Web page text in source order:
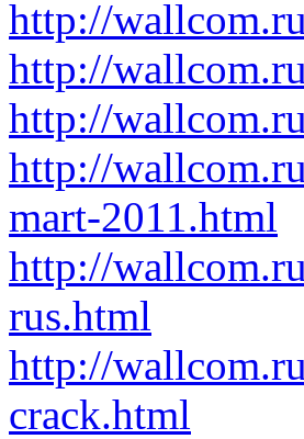
http://
http://
http://
http://
mart-2011.html
http://
rus.html
http://
crack.html